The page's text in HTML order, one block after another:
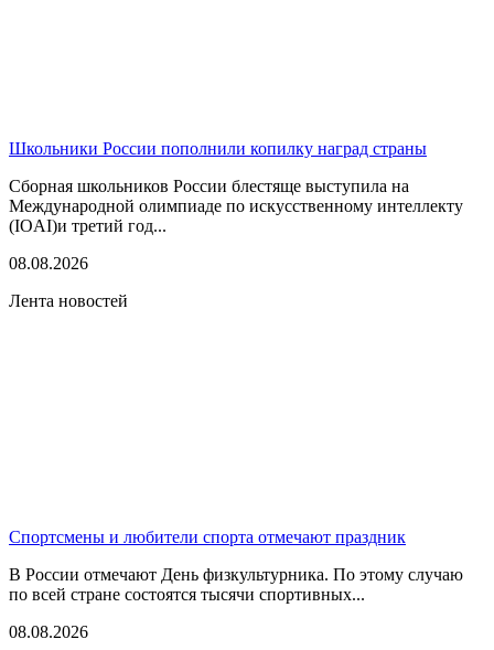
Школьники России пополнили копилку наград страны
Сборная школьников России блестяще выступила на
Международной олимпиаде по искусственному интеллекту
(IOAI)и третий год...
08.08.2026
Лента новостей
Спортсмены и любители спорта отмечают праздник
В России отмечают День физкультурника. По этому случаю
по всей стране состоятся тысячи спортивных...
08.08.2026